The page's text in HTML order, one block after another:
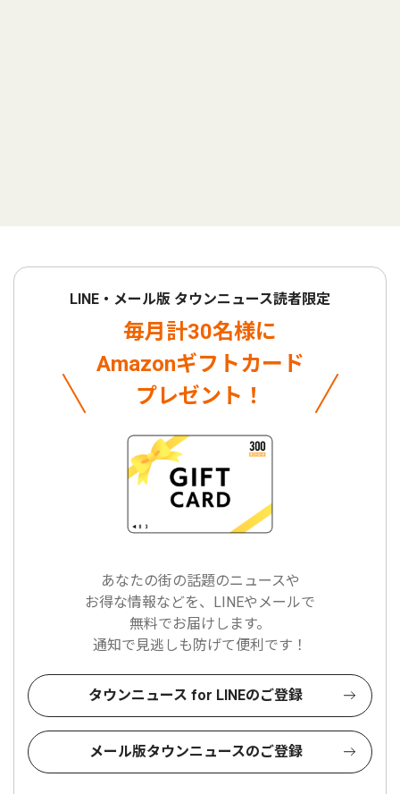
LINE・メール版 タウンニュース読者限定
毎月計30名様に
Amazonギフトカード
プレゼント！
あなたの街の話題のニュースや
お得な情報などを、LINEやメールで
無料でお届けします。
通知で見逃しも防げて便利です！
タウンニュース for LINEのご登録
メール版タウンニュースのご登録